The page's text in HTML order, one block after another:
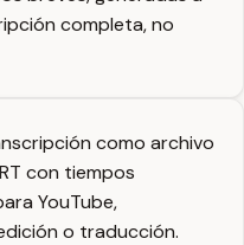
completa, no
como archivo
con tiempos
YouTube,
o traducción.